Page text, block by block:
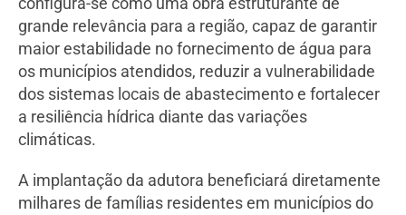
grande relevância para a região, capaz de garantir
maior estabilidade no fornecimento de água para
os municípios atendidos, reduzir a vulnerabilidade
dos sistemas locais de abastecimento e fortalecer
a resiliência hídrica diante das variações
climáticas.
A implantação da adutora beneficiará diretamente
milhares de famílias residentes em municípios do